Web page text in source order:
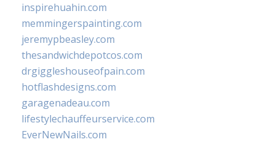
inspirehuahin.com
memmingerspainting.com
jeremypbeasley.com
thesandwichdepotcos.com
drgiggleshouseofpain.com
hotflashdesigns.com
garagenadeau.com
lifestylechauffeurservice.com
EverNewNails.com